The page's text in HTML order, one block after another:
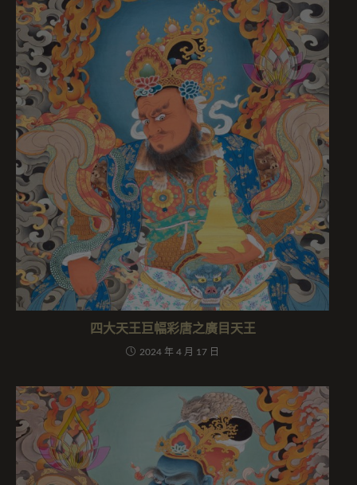
四大天王巨幅彩唐之廣目天王
2024 年 4 月 17 日